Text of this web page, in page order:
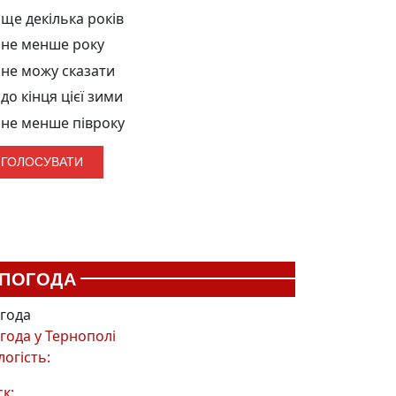
ще декілька років
не менше року
не можу сказати
до кінця цієї зими
не менше півроку
ПОГОДА
уТернополі